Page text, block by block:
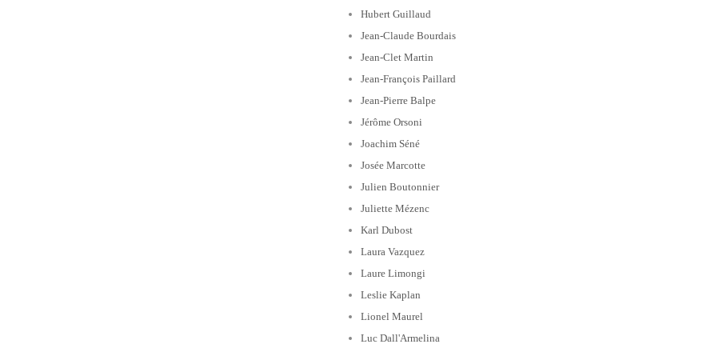
Hubert Guillaud
Jean-Claude Bourdais
Jean-Clet Martin
Jean-François Paillard
Jean-Pierre Balpe
Jérôme Orsoni
Joachim Séné
Josée Marcotte
Julien Boutonnier
Juliette Mézenc
Karl Dubost
Laura Vazquez
Laure Limongi
Leslie Kaplan
Lionel Maurel
Luc Dall'Armelina